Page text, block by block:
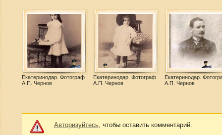
Екатеринодар. Фотограф
А.П. Чернов
Екатеринодар. Фотограф
А.П. Чернов
Екатеринодар.
А.П. Чернов
Авторизуйтесь, чтобы оставить комментарий.